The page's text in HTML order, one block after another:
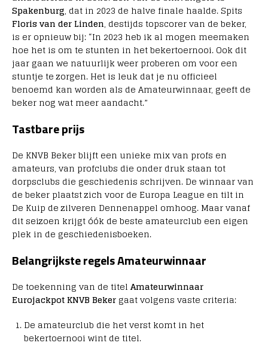
Spakenburg, dat in 2023 de halve finale haalde. Spits
Floris van der Linden, destijds topscorer van de beker,
is er opnieuw bij: “In 2023 heb ik al mogen meemaken
hoe het is om te stunten in het bekertoernooi. Ook dit
jaar gaan we natuurlijk weer proberen om voor een
stuntje te zorgen. Het is leuk dat je nu officieel
benoemd kan worden als de Amateurwinnaar, geeft de
beker nog wat meer aandacht.”
Tastbare prijs
De KNVB Beker blijft een unieke mix van profs en
amateurs, van profclubs die onder druk staan tot
dorpsclubs die geschiedenis schrijven. De winnaar van
de beker plaatst zich voor de Europa League en tilt in
De Kuip de zilveren Dennenappel omhoog. Maar vanaf
dit seizoen krijgt óók de beste amateurclub een eigen
plek in de geschiedenisboeken.
Belangrijkste regels Amateurwinnaar
De toekenning van de titel Amateurwinnaar
Eurojackpot KNVB Beker gaat volgens vaste criteria:
De amateurclub die het verst komt in het
bekertoernooi wint de titel.